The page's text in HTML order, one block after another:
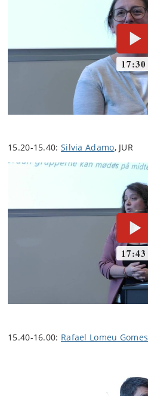
15.20-15.40: Silvia Adamo, JUR
15.40-16.00: Rafael Lomeu Gomes